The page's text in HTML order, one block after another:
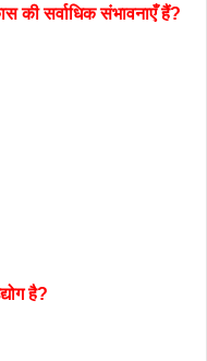
की सर्वाधिक संभावनाएँ हैं?
है?